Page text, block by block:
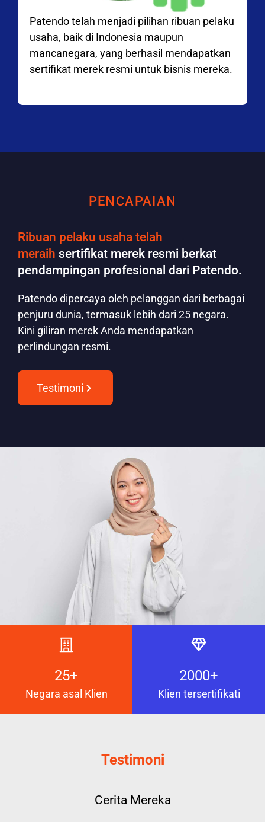
Patendo telah menjadi pilihan ribuan pelaku
usaha, baik di Indonesia maupun
mancanegara, yang berhasil mendapatkan
sertifikat merek resmi untuk bisnis mereka.
PENCAPAIAN
Ribuan pelaku usaha telah
meraih sertifikat merek resmi berkat
pendampingan profesional dari Patendo.
Patendo dipercaya oleh pelanggan dari berbagai
penjuru dunia, termasuk lebih dari 25 negara.
Kini giliran merek Anda mendapatkan
perlindungan resmi.
Testimoni
25+
Negara asal Klien
2000+
Klien tersertifikati
Testimoni
Cerita Mereka